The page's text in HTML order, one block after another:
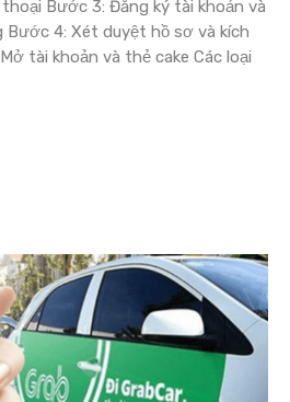
Bước 3: Đăng ký tài khoản và
4: Xét duyệt hồ sơ và kích
tài khoản và thẻ cake Các loại